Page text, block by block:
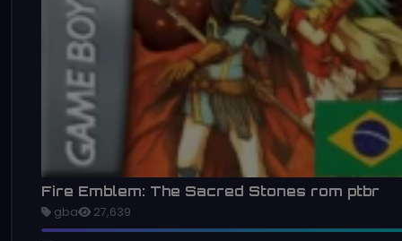
Fire Emblem: The Sacred Stones rom ptbr
gba 27,639